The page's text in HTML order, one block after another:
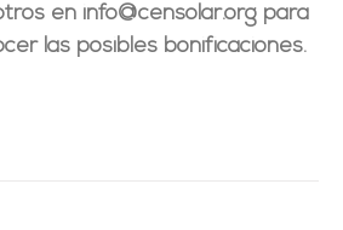
en info@censolar.org para
las posibles bonificaciones.